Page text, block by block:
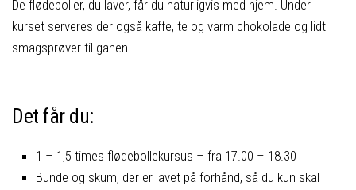
De flødeboller, du laver, får du naturligvis med hjem. Under
kurset serveres der også kaffe, te og varm chokolade og lidt
smagsprøver til ganen.
Det får du:
1 – 1,5 times flødebollekursus – fra 17.00 – 18.30
Bunde og skum, der er lavet på forhånd, så du kun skal